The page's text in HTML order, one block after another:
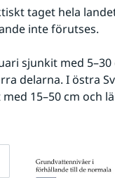
inte förutses.
delarna. I östra
15–50 cm och